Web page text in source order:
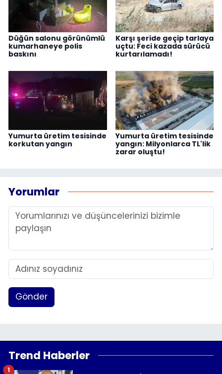
Düğün salonu görünümlü
kumarhaneye polis
baskını
Karşı şeride geçip tarlaya
uçtu: Feci kazada sürücü
kurtarılamadı!
Yumurta üretim tesisinde
korkutan yangın
Yumurta üretim tesisinde
yangın: Milyonlarca TL'lik
zarar oluştu!
Yorumlar
Gönder
Trend Haberler
1